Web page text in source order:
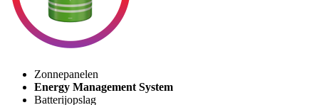
Zonnepanelen
Energy Management System
Batterijopslag